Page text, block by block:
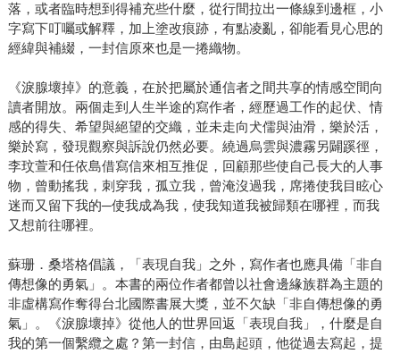
落，或者臨時想到得補充些什麼，從行間拉出一條線到邊框，小
字寫下叮囑或解釋，加上塗改痕跡，有點凌亂，卻能看見心思的
經緯與補綴，一封信原來也是一捲織物。
《淚腺壞掉》的意義，在於把屬於通信者之間共享的情感空間向
讀者開放。兩個走到人生半途的寫作者，經歷過工作的起伏、情
感的得失、希望與絕望的交織，並未走向犬儒與油滑，樂於活，
樂於寫，發現觀察與訴說仍然必要。繞過烏雲與濃霧另闢蹊徑，
李玟萱和任依島借寫信來相互推促，回顧那些使自己長大的人事
物，曾動搖我，刺穿我，孤立我，曾淹沒過我，席捲使我目眩心
迷而又留下我的─使我成為我，使我知道我被歸類在哪裡，而我
又想前往哪裡。
蘇珊．桑塔格倡議，「表現自我」之外，寫作者也應具備「非自
傳想像的勇氣」。本書的兩位作者都曾以社會邊緣族群為主題的
非虛構寫作奪得台北國際書展大獎，並不欠缺「非自傳想像的勇
氣」。《淚腺壞掉》從他人的世界回返「表現自我」，什麼是自
我的第一個繫纜之處？第一封信，由島起頭，他從過去寫起，提